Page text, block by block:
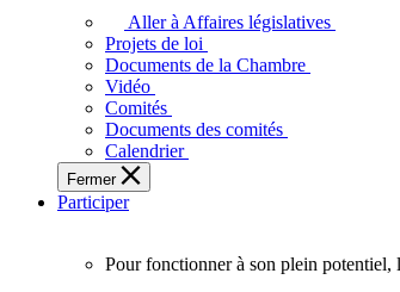
législative
adopte
touchent
vie
des
Ontariennes
Ontariens.
Aller à Affaires législatives
Projets de loi
Documents de la Chambre
Vidéo
Comités
Documents des comités
Calendrier
Fermer
Participer
Pour fonctionner à son plein potentiel,